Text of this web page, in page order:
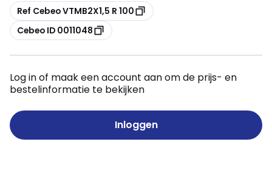
Kopiëren
Ref Cebeo VTMB2X1,5 R 100
Kopiëren
Cebeo ID 0011048
Log in of maak een account aan om de prijs- en
bestelinformatie te bekijken
Inloggen